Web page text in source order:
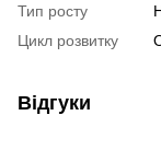
Тип росту
Цикл розвитку
Відгуки